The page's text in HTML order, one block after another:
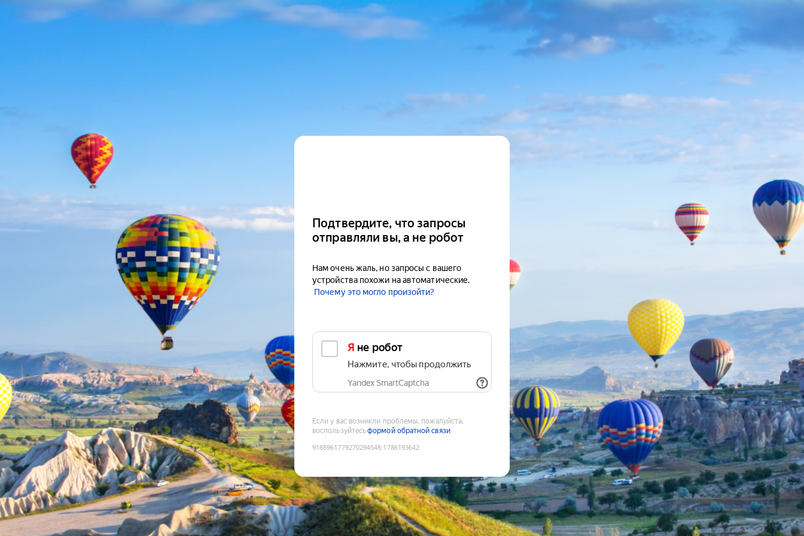
Подтвердите, что запросы
отправляли вы, а не робот
Нам очень жаль, но запросы с вашего
устройства похожи на автоматические.
Почему это могло произойти?
Я не робот
Нажмите, чтобы продолжить
Yandex SmartCaptcha
Если у вас возникли проблемы, пожалуйста,
воспользуйтесьформой обратной связи
9188961779270294548:1786193642